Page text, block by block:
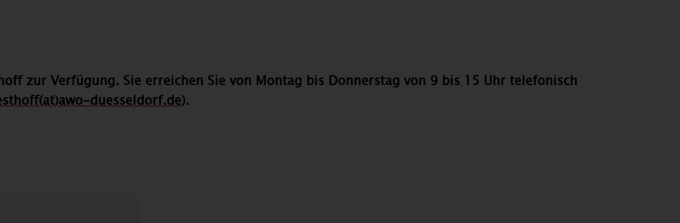
zur Verfügung. Sie erreichen Sie von Montag bis Donnerstag von 9 bis 15 Uhr telefonisch
duesseldorf.de).